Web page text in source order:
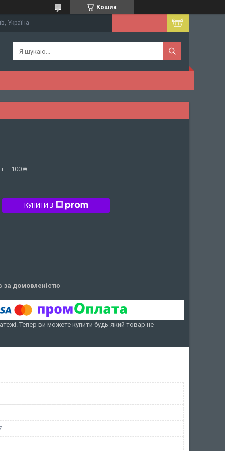
Кошик
Україна
— 100 ₴
КУПИТИ З
за домовленістю
Тепер ви можете купити будь-який товар не